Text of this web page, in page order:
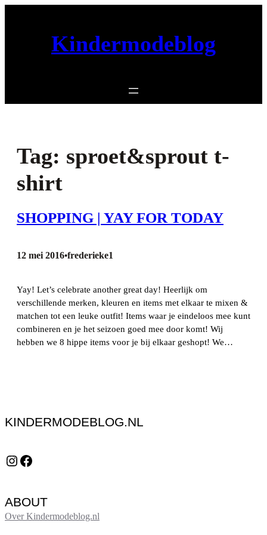
Kindermodeblog
Tag: sproet&sprout t-
shirt
SHOPPING | YAY FOR TODAY
12 mei 2016•frederieke1
Yay! Let’s celebrate another great day! Heerlijk om
verschillende merken, kleuren en items met elkaar te mixen &
matchen tot een leuke outfit! Items waar je eindeloos mee kunt
combineren en je het seizoen goed mee door komt! Wij
hebben we 8 hippe items voor je bij elkaar geshopt! We…
KINDERMODEBLOG.NL
Instagram Facebook
ABOUT
Over Kindermodeblog.nl